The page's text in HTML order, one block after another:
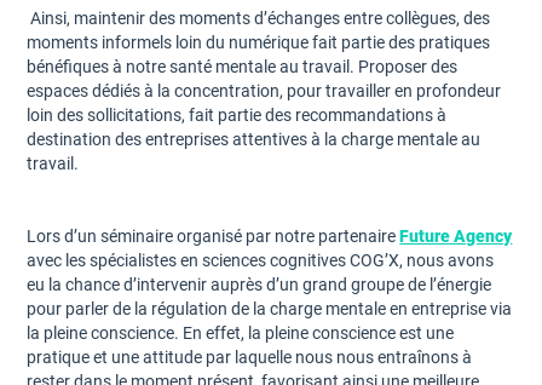
Ainsi, maintenir des moments d’échanges entre collègues, des
moments informels loin du numérique fait partie des pratiques
bénéfiques à notre santé mentale au travail. Proposer des
espaces dédiés à la concentration, pour travailler en profondeur
loin des sollicitations, fait partie des recommandations à
destination des entreprises attentives à la charge mentale au
travail.
Lors d’un séminaire organisé par notre partenaireFuture Agency
avec les spécialistes en sciences cognitives COG’X, nous avons
eu la chance d’intervenir auprès d’un grand groupe de l’énergie
pour parler de la régulation de la charge mentale en entreprise via
la pleine conscience. En effet, la pleine conscience est une
pratique et une attitude par laquelle nous nous entraînons à